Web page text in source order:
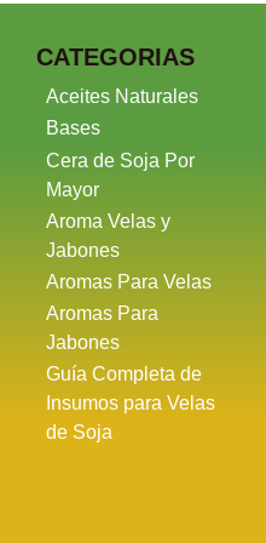
CATEGORIAS
Aceites Naturales
Bases
Cera de Soja Por
Mayor
Aroma Velas y
Jabones
Aromas Para Velas
Aromas Para
Jabones
Guía Completa de
Insumos para Velas
de Soja